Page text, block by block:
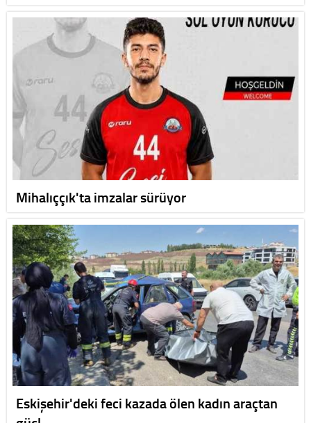
Mihalıççık'ta imzalar sürüyor
Eskişehir'deki feci kazada ölen kadın araçtan